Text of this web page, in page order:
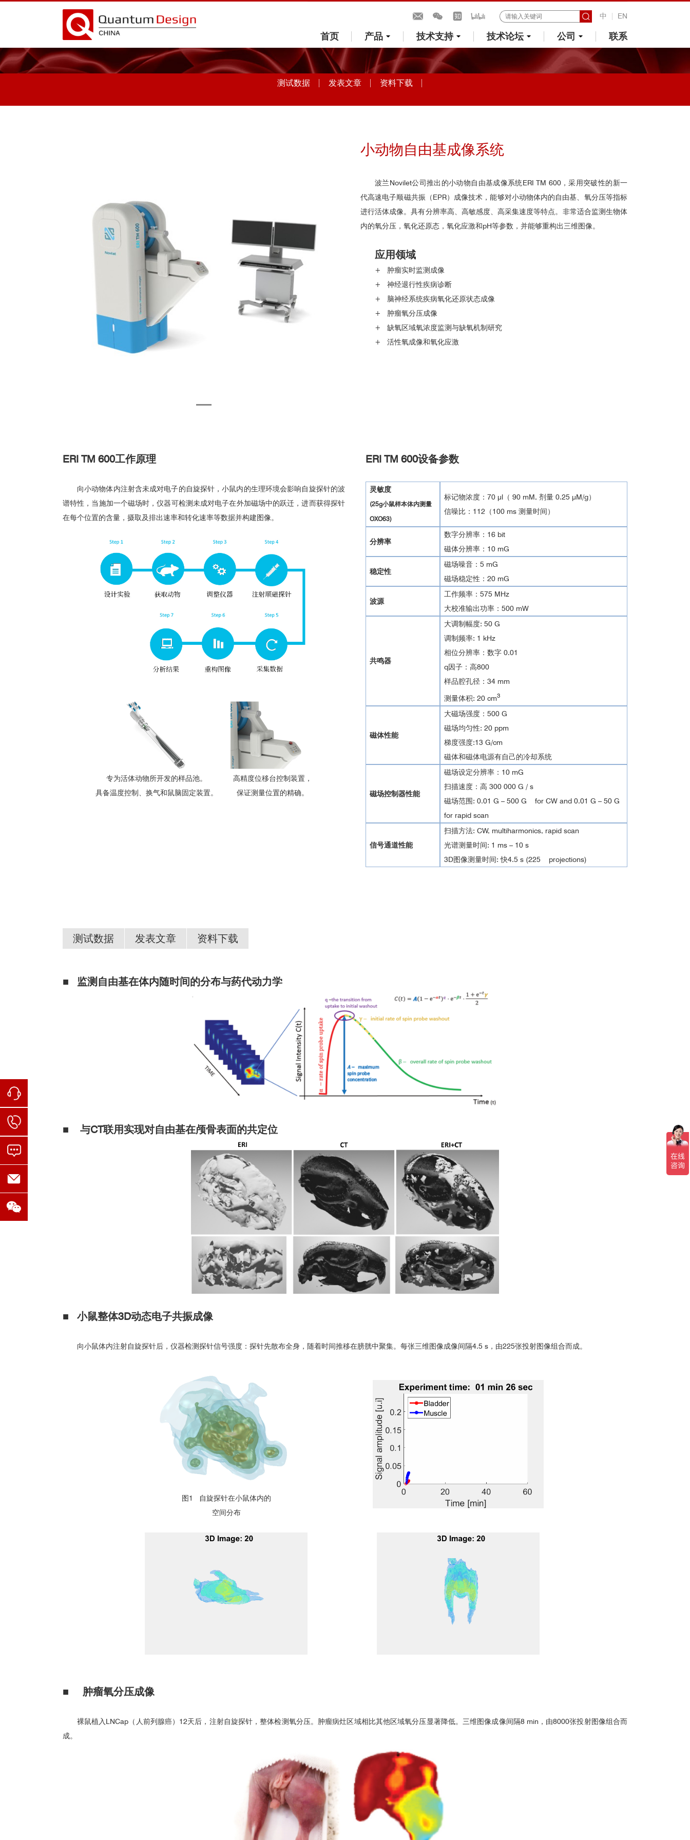
中 EN
首页 产品 技术支持 技术论坛 公司 联系
测试数据 发表文章 资料下载
小动物自由基成像系统
波兰Novilet公司推出的小动物自由基成像系统ERI TM 600，采用突破性的新一
代高速电子顺磁共振（EPR）成像技术，能够对小动物体内的自由基、氧分压等指标
进行活体成像。具有分辨率高、高敏感度、高采集速度等特点。非常适合监测生物体
内的氧分压，氧化还原态，氧化应激和pH等参数，并能够重构出三维图像。
应用领域
+ 肿瘤实时监测成像
+ 神经退行性疾病诊断
+ 脑神经系统疾病氧化还原状态成像
+ 肿瘤氧分压成像
+ 缺氧区域氧浓度监测与缺氧机制研究
+ 活性氧成像和氧化应激
ERI TM 600工作原理
向小动物体内注射含未成对电子的自旋探针，小鼠内的生理环境会影响自旋探针的波
谱特性， 当施加一个磁场时，仪器可检测未成对电子在外加磁场中的跃迁，进而获得探针
在每个位置的含量， 摄取及排出速率和转化速率等数据并构建图像。
专为活体动物所开发的样品池。
具备温度控制、 换气和鼠脑固定装置。
高精度位移台控制装置，
保证测量位置的精确。
ERI TM 600设备参数
灵敏度
(25g小鼠样本体内测量
OXO63)
标记物浓度：70 μl（ 90 mM, 剂量 0.25 μM/g）
信噪比：112（100 ms 测量时间）
分辨率
数字分辨率：16 bit
磁体分辨率：10 mG
稳定性
磁场噪音：5 mG
磁场稳定性：20 mG
波源
工作频率：575 MHz
大校准输出功率：500 mW
共鸣器
大调制幅度: 50 G
调制频率: 1 kHz
相位分辨率：数字 0.01
q因子：高800
样品腔孔径：34 mm
测量体积: 20 cm3
磁体性能
大磁场强度：500 G
磁场均匀性: 20 ppm
梯度强度:13 G/cm
磁体和磁体电源有自己的冷却系统
磁场控制器性能
磁场设定分辨率：10 mG
扫描速度：高 300 000 G / s
磁场范围: 0.01 G – 500 G for CW and 0.01 G – 50 G
for rapid scan
信号通道性能
扫描方法: CW, multiharmonics, rapid scan
光谱测量时间: 1 ms – 10 s
3D图像测量时间: 快4.5 s (225 projections)
测试数据 发表文章 资料下载
■ 监测自由基在体内随时间的分布与药代动力学
■ 与CT联用实现对自由基在颅骨表面的共定位
■ 小鼠整体3D动态电子共振成像
向小鼠体内注射自旋探针后，仪器检测探针信号强度：探针先散布全身，随着时间推移在膀胱中聚集。每张三维图像成像间隔4.5 s，由225张投射图像组合而成。
图1 自旋探针在小鼠体内的
空间分布
■ 肿瘤氧分压成像
裸鼠植入LNCap（人前列腺癌）12天后，注射自旋探针，整体检测氧分压。肿瘤病灶区域相比其他区域氧分压显著降低。三维图像成像间隔8 min，由8000张投射图像组合而
成。